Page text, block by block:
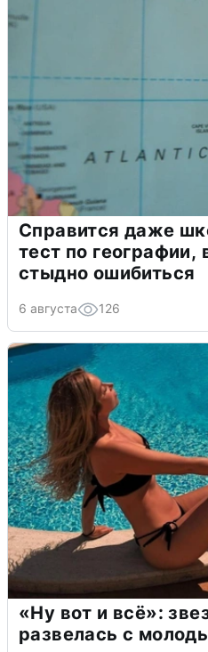
Справится даже
тест по географии,
стыдно ошибиться
6 августа 126
«Ну вот и всё»:
развелась с